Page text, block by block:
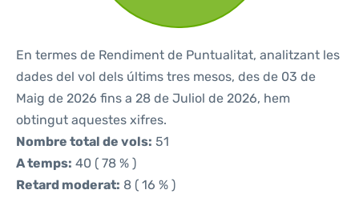
En termes de Rendiment de Puntualitat, analitzant les
dades del vol dels últims tres mesos, des de 03 de
Maig de 2026 fins a 28 de Juliol de 2026, hem
obtingut aquestes xifres.
Nombre total de vols: 51
A temps: 40 ( 78 % )
Retard moderat: 8 ( 16 % )